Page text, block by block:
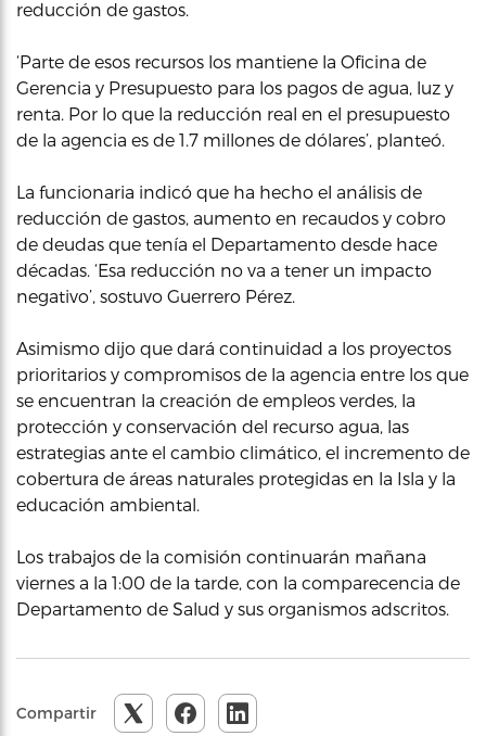
reducción de gastos.
‘Parte de esos recursos los mantiene la Oficina de
Gerencia y Presupuesto para los pagos de agua, luz y
renta. Por lo que la reducción real en el presupuesto
de la agencia es de 1.7 millones de dólares’, planteó.
La funcionaria indicó que ha hecho el análisis de
reducción de gastos, aumento en recaudos y cobro
de deudas que tenía el Departamento desde hace
décadas. ‘Esa reducción no va a tener un impacto
negativo’, sostuvo Guerrero Pérez.
Asimismo dijo que dará continuidad a los proyectos
prioritarios y compromisos de la agencia entre los que
se encuentran la creación de empleos verdes, la
protección y conservación del recurso agua, las
estrategias ante el cambio climático, el incremento de
cobertura de áreas naturales protegidas en la Isla y la
educación ambiental.
Los trabajos de la comisión continuarán mañana
viernes a la 1:00 de la tarde, con la comparecencia de
Departamento de Salud y sus organismos adscritos.
Compartir